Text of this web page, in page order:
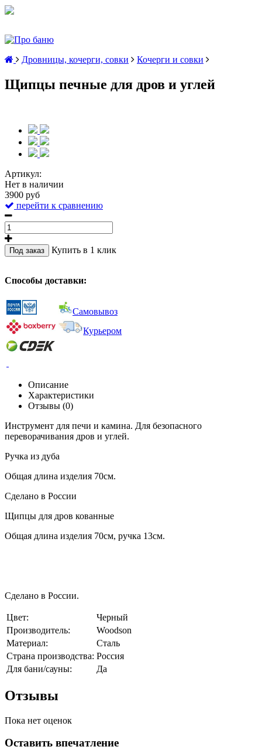
Дровницы, кочерги, совки Кочерги и совки
Щипцы печные для дров и углей
Артикул:
Нет в наличии
3900 руб
перейти к сравнению
Под заказ Купить в 1 клик
Способы доставки:
Самовывоз
Курьером
Описание
Характеристики
Отзывы (0)
Инструмент для печи и камина. Для безопасного
переворачивания дров и углей.
Ручка из дуба
Общая длина изделия 70см.
Сделано в России
Щипцы для дров кованные
Общая длина изделия 70см, ручка 13см.
Сделано в России.
Цвет:
Черный
Производитель:
Woodson
Материал:
Сталь
Страна производства: Россия
Для бани/сауны:
Да
Отзывы
Пока нет оценок
Оставить впечатление